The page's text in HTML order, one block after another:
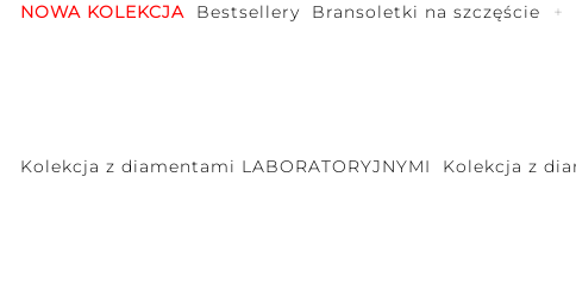
NOWA KOLEKCJA Bestsellery Bransoletki na szczęście
Kolekcja z diamentami LABORATORYJNYMI Kolekcja z